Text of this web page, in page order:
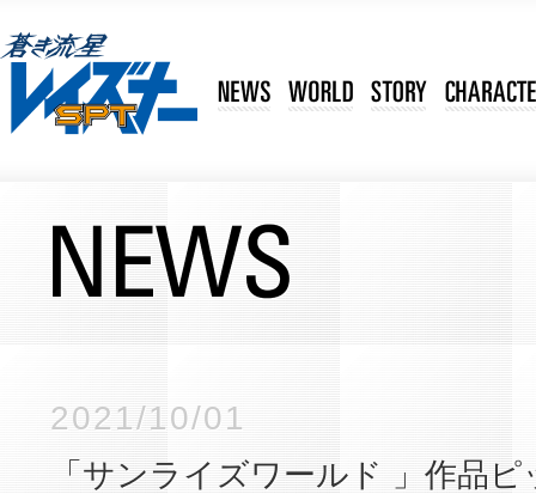
2021/10/01
「サンライズワールド 」作品